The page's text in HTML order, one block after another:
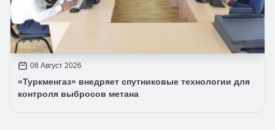
08 Август 2026
«Туркменгаз» внедряет спутниковые технологии для
контроля выбросов метана